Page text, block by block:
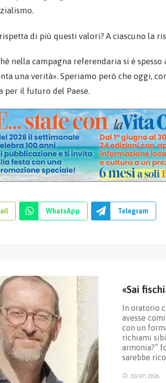
di più questi valori? A ciascuno la
nella campagna referendaria si è
una verità». Speriamo però che oggi,
per il futuro del Paese.
WhatsApp Telegram
«Sai
In oratorio
avesse
con un
richiami
armonia?”
sarebbe
30/07/2026